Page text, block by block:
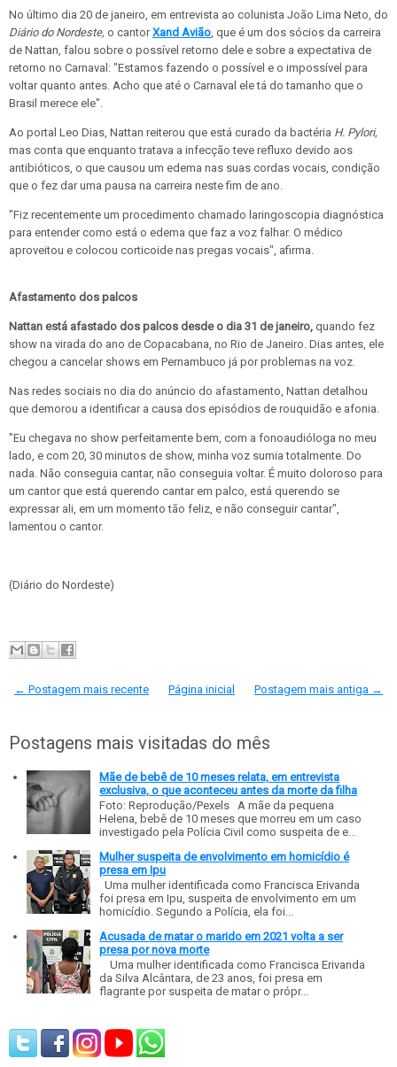
No último dia 20 de janeiro, em entrevista ao colunista João Lima Neto, do
Diário do Nordeste, o cantor Xand Avião, que é um dos sócios da carreira
de Nattan, falou sobre o possível retorno dele e sobre a expectativa de
retorno no Carnaval: "Estamos fazendo o possível e o impossível para
voltar quanto antes. Acho que até o Carnaval ele tá do tamanho que o
Brasil merece ele".
Ao portal Leo Dias, Nattan reiterou que está curado da bactéria H. Pylori,
mas conta que enquanto tratava a infecção teve refluxo devido aos
antibióticos, o que causou um edema nas suas cordas vocais, condição
que o fez dar uma pausa na carreira neste fim de ano.
"Fiz recentemente um procedimento chamado laringoscopia diagnóstica
para entender como está o edema que faz a voz falhar. O médico
aproveitou e colocou corticoide nas pregas vocais", afirma.
Afastamento dos palcos
Nattan está afastado dos palcos desde o dia 31 de janeiro, quando fez
show na virada do ano de Copacabana, no Rio de Janeiro. Dias antes, ele
chegou a cancelar shows em Pernambuco já por problemas na voz.
Nas redes sociais no dia do anúncio do afastamento, Nattan detalhou
que demorou a identificar a causa dos episódios de rouquidão e afonia.
"Eu chegava no show perfeitamente bem, com a fonoaudióloga no meu
lado, e com 20, 30 minutos de show, minha voz sumia totalmente. Do
nada. Não conseguia cantar, não conseguia voltar. É muito doloroso para
um cantor que está querendo cantar em palco, está querendo se
expressar ali, em um momento tão feliz, e não conseguir cantar",
lamentou o cantor.
(Diário do Nordeste)
← Postagem mais recente Postagem mais antiga →
Página inicial
Postagens mais visitadas do mês
Mãe de bebê de 10 meses relata, em entrevista
exclusiva, o que aconteceu antes da morte da filha
Foto: Reprodução/Pexels A mãe da pequena
Helena, bebê de 10 meses que morreu em um caso
investigado pela Polícia Civil como suspeita de e...
Mulher suspeita de envolvimento em homicídio é
presa em Ipu
Uma mulher identificada como Francisca Erivanda
foi presa em Ipu, suspeita de envolvimento em um
homicídio. Segundo a Polícia, ela foi...
Acusada de matar o marido em 2021 volta a ser
presa por nova morte
Uma mulher identificada como Francisca Erivanda
da Silva Alcântara, de 23 anos, foi presa em
flagrante por suspeita de matar o própr...